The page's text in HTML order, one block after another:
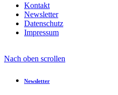
Kontakt
Newsletter
Datenschutz
Impressum
Nach oben scrollen
Newsletter